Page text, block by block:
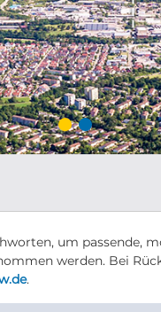
um passende,
werden. Bei
.